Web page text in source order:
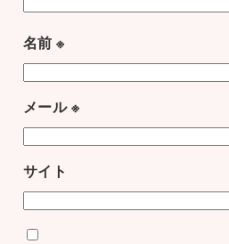
名前※
メール※
サイト